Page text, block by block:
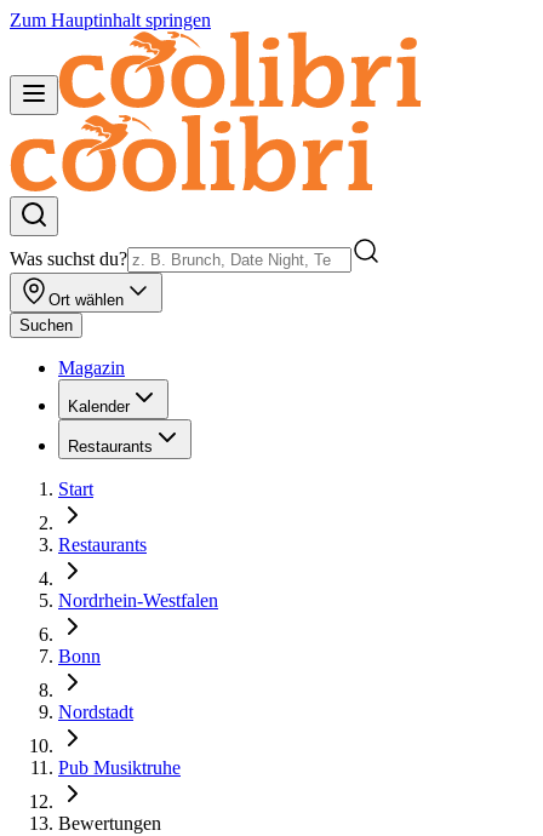
Zum Hauptinhalt springen
Was suchst du?
Ort wählen
Suchen
Magazin
Kalender
Restaurants
Start
Restaurants
Nordrhein-Westfalen
Bonn
Nordstadt
Pub Musiktruhe
Bewertungen